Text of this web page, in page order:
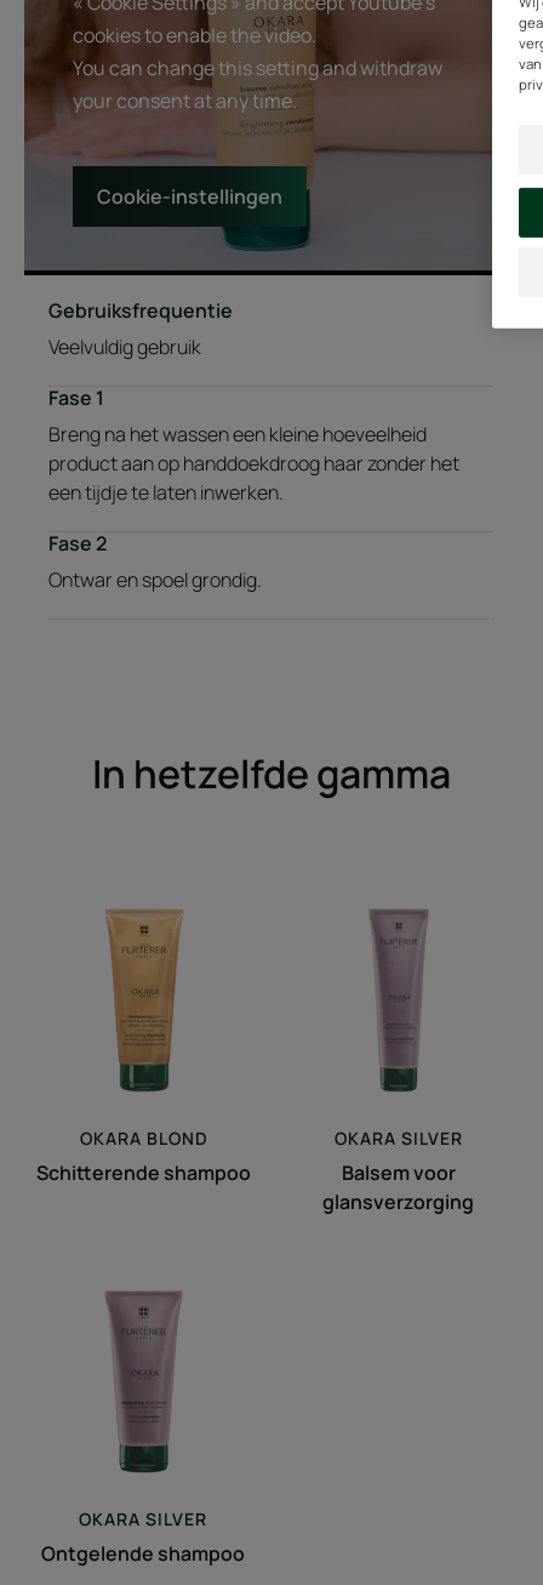
cookies to enable the video.
You can change this setting and withdraw
your consent at any time.
Cookie-instellingen
Gebruiksfrequentie
Veelvuldig gebruik
Fase 1
Breng na het wassen een kleine hoeveelheid
product aan op handdoekdroog haar zonder het
een tijdje te laten inwerken.
Fase 2
Ontwar en spoel grondig.
In hetzelfde gamma
shampoo
OKARA BLOND
Schitterende shampoo
voor
glansverzorging
OKARA SILVER
Balsem voor
glansverzorging
shampoo
OKARA SILVER
Ontgelende shampoo